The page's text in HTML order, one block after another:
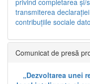
privind completarea și/
transmiterea
contribuțiile sociale
Comunicat de presă
„Dezvoltarea unei